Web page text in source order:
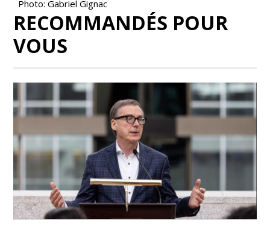
Photo: Gabriel Gignac
RECOMMANDÉS POUR
VOUS